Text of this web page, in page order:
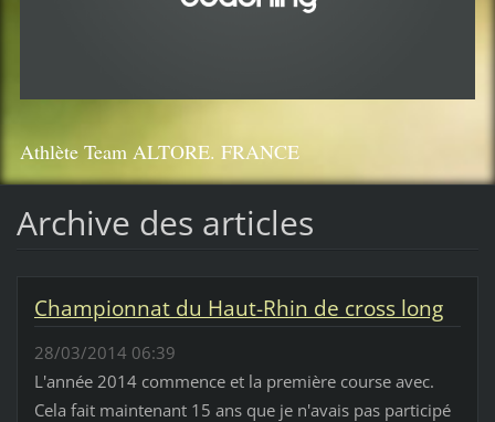
Athlète Team ALTORE. FRANCE
Archive des articles
Championnat du Haut-Rhin de cross long
28/03/2014 06:39
L'année 2014 commence et la première course avec.
Cela fait maintenant 15 ans que je n'avais pas participé